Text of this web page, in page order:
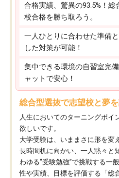
合格実績、驚異の93.5%！
校合格を勝ち取ろう。
一人ひとりに合わせた準備
した対策が可能！
集中できる環境の自習室完
ャットで安心！
総合型選抜で志望校と夢を
人生においてのターニングポイ
欲しいです。
大学受験は、いままさに形を変
長時間机に向かい、一人黙々と
わゆる“受験勉強”で挑戦する一
性や実績、目標を評価する「総